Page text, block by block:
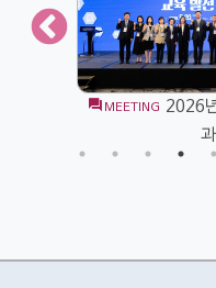
MEETING 제6차